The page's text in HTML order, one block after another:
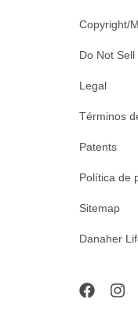
Copyright/
Do Not
Legal
Términos
Patents
Política de
Sitemap
Danaher